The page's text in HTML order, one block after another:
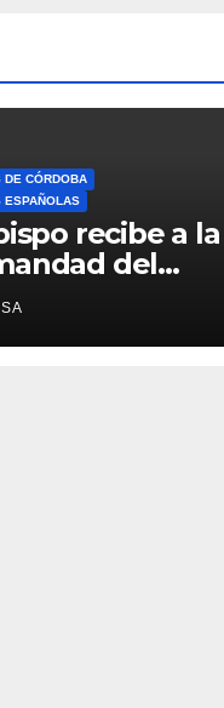
DE CÓRDOBA
ESPAÑOLAS
recibe a la
del